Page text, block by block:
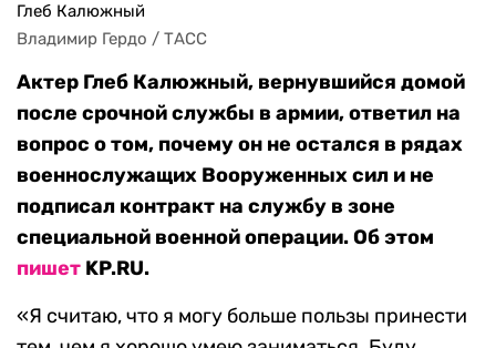
Глеб Калюжный
Владимир Гердо / ТАСС
Актер Глеб Калюжный, вернувшийся домой
после срочной службы в армии, ответил на
вопрос о том, почему он не остался в рядах
военнослужащих Вооруженных сил и не
подписал контракт на службу в зоне
специальной военной операции. Об этом
пишет KP.RU.
«Я считаю, что я могу больше пользы принести